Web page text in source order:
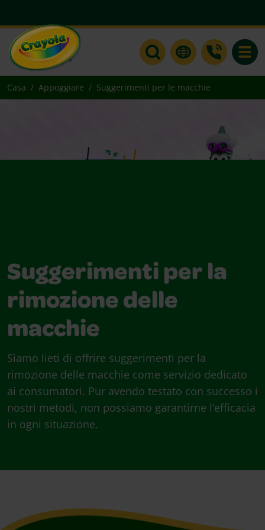
Casa Appoggiare Suggerimenti per le macchie
Suggerimenti per la
rimozione delle
macchie
Siamo lieti di offrire suggerimenti per la
rimozione delle macchie come servizio dedicato
ai consumatori. Pur avendo testato con successo i
nostri metodi, non possiamo garantirne l’efficacia
in ogni situazione.